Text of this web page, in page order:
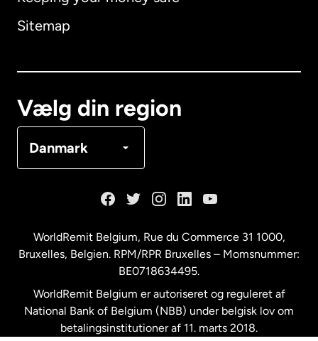
Sitemap
Vælg din region
Danmark
Malaysia
New Zealand
WorldRemit Belgium, Rue du Commerce 31 1000,
Bruxelles, Belgien. RPM/RPR Bruxelles – Momsnummer:
BE0718634495.
WorldRemit Belgium er autoriseret og reguleret af
National Bank of Belgium (NBB) under belgisk lov om
betalingsinstitutioner af 11. marts 2018.